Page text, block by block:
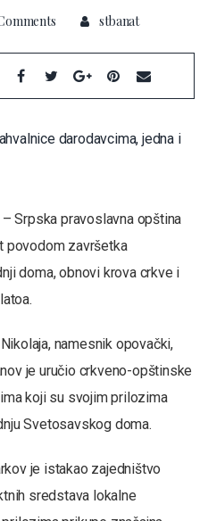
stbanat
darodavcima, jedna i
Srpska pravoslavna opština
povodom završetka
doma, obnovi krova crkve i
namesnik opovački,
je uručio crkveno-opštinske
koji su svojim prilozima
Svetosavskog doma.
je istakao zajedništvo
sredstava lokalne